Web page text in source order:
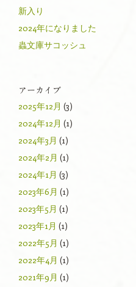
新入り
2024年になりました
蟲文庫サコッシュ
アーカイブ
2025年12月 (3)
2024年12月 (1)
2024年3月 (1)
2024年2月 (1)
2024年1月 (3)
2023年6月 (1)
2023年5月 (1)
2023年1月 (1)
2022年5月 (1)
2022年4月 (1)
2021年9月 (1)